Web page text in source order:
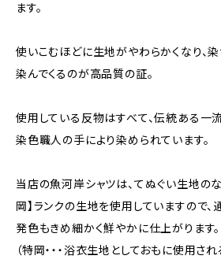
ます。
使いこむほどに生地がやわらかくなり、
染んでくるのが高品質の証。
使用している反物はすべて、伝統ある一
染色職人の手により染められています。
当店の魚河岸シャツは、てぬぐい生地の
岡】ランクの生地を使用していますので
発色もきめ細かく鮮やかに仕上がります。
（特岡・・・浴衣生地としておもに使用さ